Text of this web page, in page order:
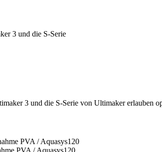
3 und die S-Serie
3 und die S-Serie von Ultimaker erlauben
PVA / Aquasys120